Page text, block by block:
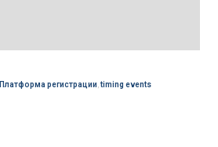
Платформа регистрации timing events